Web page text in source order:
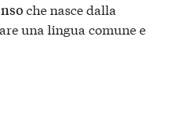
che nasce dalla
una lingua comune e